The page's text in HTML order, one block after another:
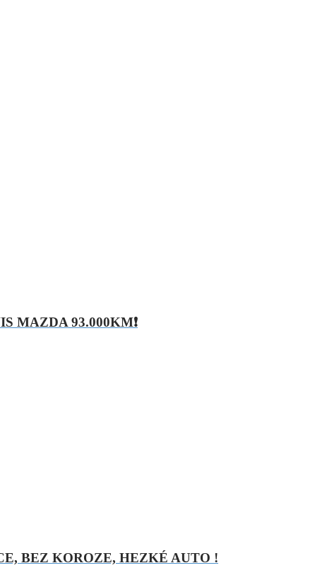
MAZDA 93.000KM❗
BEZ KOROZE, HEZKÉ AUTO !